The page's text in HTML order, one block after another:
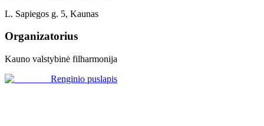
L. Sapiegos g. 5, Kaunas
Organizatorius
Kauno valstybinė filharmonija
Renginio puslapis